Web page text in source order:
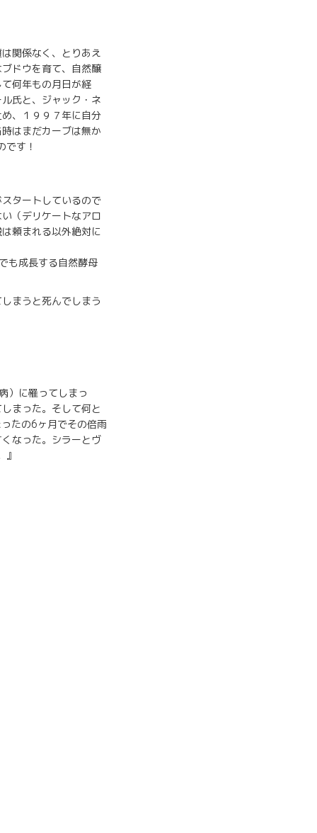
関係なく、とりあえ
ドウを育て、自然醸
何年もの月日が経
氏と、ジャック・ネ
、１９９７年に自分
はまだカーブは無か
す！
タートしているので
（デリケートなアロ
頼まれる以外絶対に
も成長する自然酵母
まうと死んでしまう
）に罹ってしまっ
まった。そして何と
たの6ヶ月でその倍雨
なった。シラーとヴ